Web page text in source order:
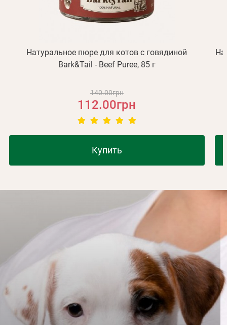
Натуральное пюре для котов с говядиной
Bark&Tail - Beef Puree, 85 г
140.00грн
112.00грн
Купить